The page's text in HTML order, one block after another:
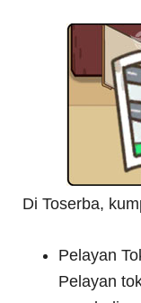
Di Toserba,
Pelayan
Pelayan